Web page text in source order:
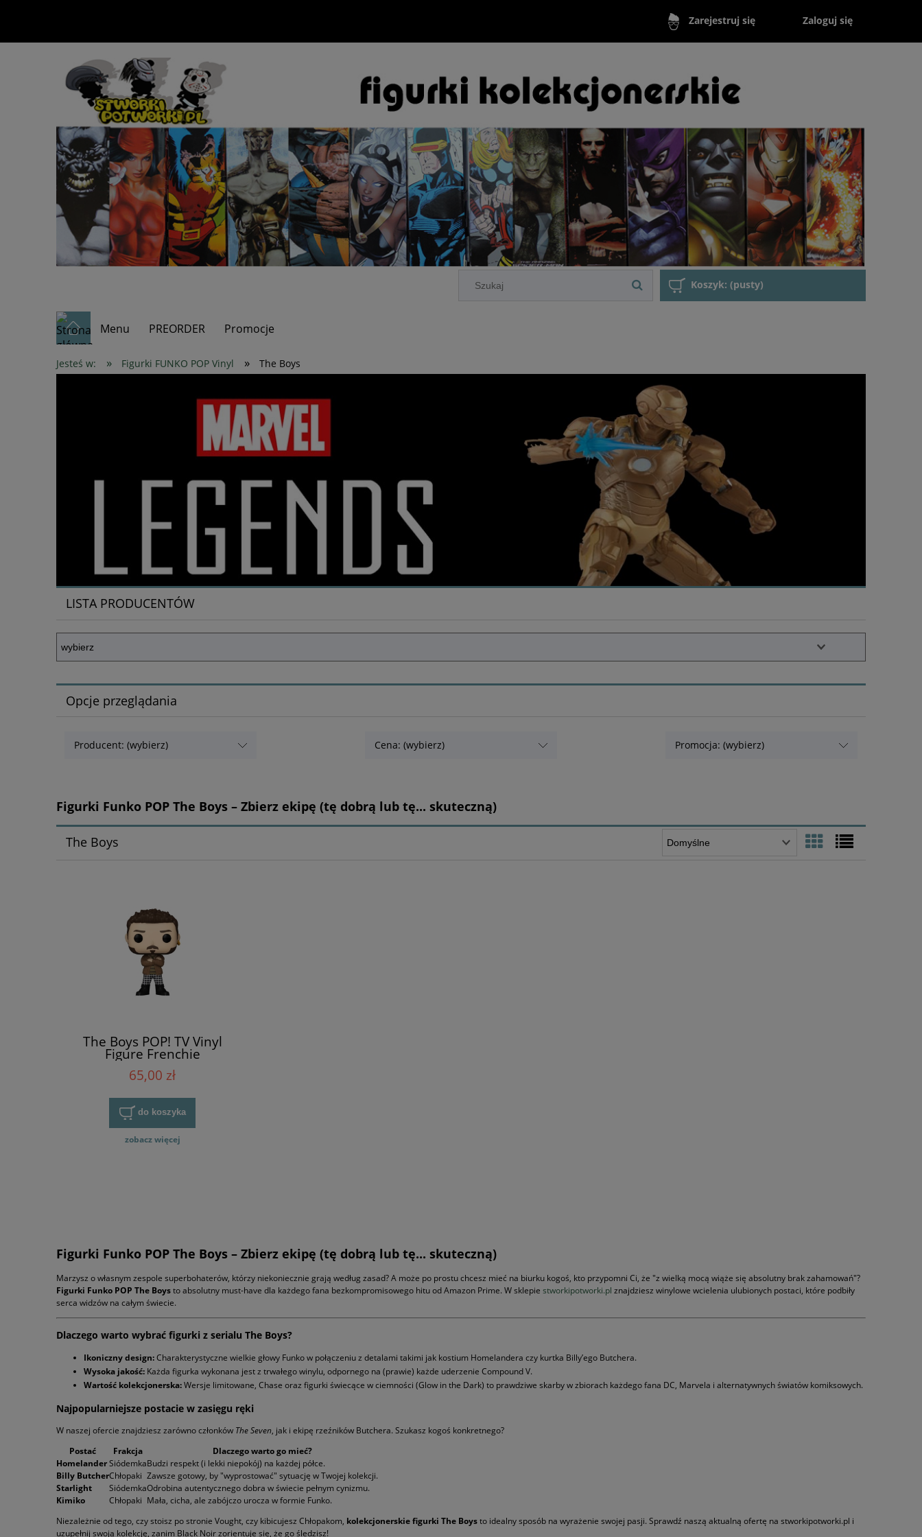
Zarejestruj się Zaloguj się
Koszyk: (pusty)
Menu PREORDER Promocje
Jesteś w: » Figurki FUNKO POP Vinyl » The Boys
LISTA PRODUCENTÓW
Opcje przeglądania
Producent: (wybierz) Cena: (wybierz) Promocja: (wybierz)
Figurki Funko POP The Boys – Zbierz ekipę (tę dobrą lub tę... skuteczną)
The Boys
The Boys POP! TV Vinyl
Figure Frenchie
65,00 zł
do koszyka
zobacz więcej
Figurki Funko POP The Boys – Zbierz ekipę (tę dobrą lub tę... skuteczną)
Marzysz o własnym zespole superbohaterów, którzy niekoniecznie grają według zasad? A może po prostu chcesz mieć na biurku kogoś, kto przypomni Ci, że "z wielką mocą wiąże się absolutny brak zahamowań"?
Figurki Funko POP The Boysto absolutny must-have dla każdego fana bezkompromisowego hitu od Amazon Prime. W sklepie stworkipotworki.pl znajdziesz winylowe wcielenia ulubionych postaci, które podbiły
serca widzów na całym świecie.
Dlaczego warto wybrać figurki z serialu The Boys?
Ikoniczny design:Charakterystyczne wielkie głowy Funko w połączeniu z detalami takimi jak kostium Homelandera czy kurtka Billy’ego Butchera.
Wysoka jakość: Każda figurka wykonana jest z trwałego winylu, odpornego na (prawie) każde uderzenie Compound V.
Wartość kolekcjonerska:Wersje limitowane, Chase oraz figurki świecące w ciemności (Glow in the Dark) to prawdziwe skarby w zbiorach każdego fana DC, Marvela i alternatywnych światów komiksowych.
Najpopularniejsze postacie w zasięgu ręki
W naszej ofercie znajdziesz zarówno członków The Seven, jak i ekipę rzeźników Butchera. Szukasz kogoś konkretnego?
Postać
Frakcja
Dlaczego warto go mieć?
HomelanderSiódemkaBudzi respekt (i lekki niepokój) na każdej półce.
Billy ButcherChłopaki Zawsze gotowy, by "wyprostować" sytuację w Twojej kolekcji.
Starlight
SiódemkaOdrobina autentycznego dobra w świecie pełnym cynizmu.
Kimiko
Chłopaki Mała, cicha, ale zabójczo urocza w formie Funko.
Niezależnie od tego, czy stoisz po stronie Vought, czy kibicujesz Chłopakom, kolekcjonerskie figurki The Boysto idealny sposób na wyrażenie swojej pasji. Sprawdź naszą aktualną ofertę na stworkipotworki.pl i
uzupełnij swoją kolekcję, zanim Black Noir zorientuje się, że go śledzisz!